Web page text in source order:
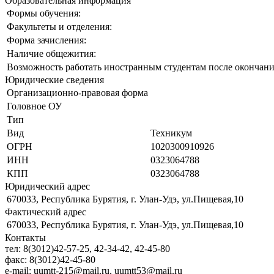
Формы обучения:
Факультеты и отделения:
Форма зачисления:
Наличие общежития:
Возможность работать иностранным студентам после
Юридические сведения
Организационно-правовая форма
Головное ОУ
Тип
Вид
Техникум
ОГРН
1020300910926
ИНН
0323064788
КПП
0323064788
Юридический адрес
670033, Республика Бурятия, г. Улан-Удэ, ул.Пищевая,10
Фактический адрес
670033, Республика Бурятия, г. Улан-Удэ, ул.Пищевая,10
Контакты
тел: 8(3012)42-57-25, 42-34-42, 42-45-80
факс: 8(3012)42-45-80
e-mail: uumtt-215@mail.ru, uumtt53@mail.ru